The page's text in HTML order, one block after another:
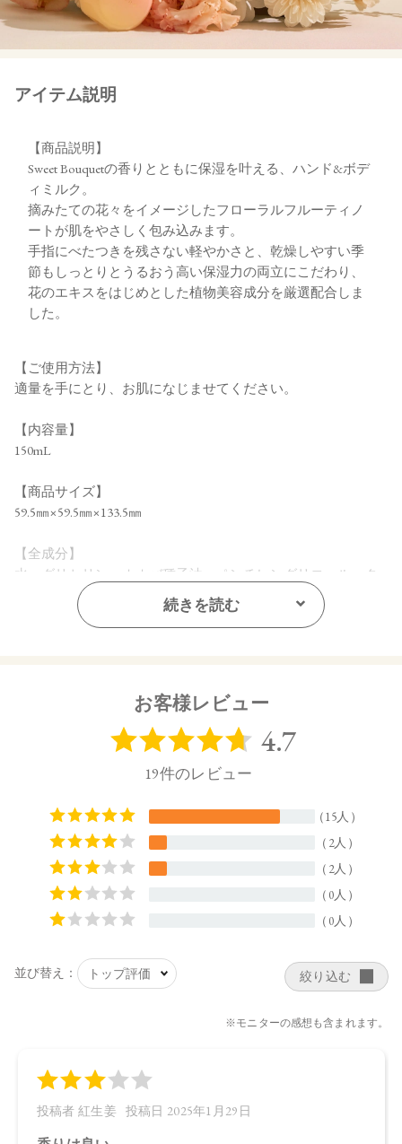
アイテム説明
【商品説明】
Sweet Bouquetの香りとともに保湿を叶える、ハンド&ボデ
ィミルク。
摘みたての花々をイメージしたフローラルフルーティノ
ートが肌をやさしく包み込みます。
手指にべたつきを残さない軽やかさと、乾燥しやすい季
節もしっとりとうるおう高い保湿力の両立にこだわり、
花のエキスをはじめとした植物美容成分を厳選配合しま
した。
【ご使用方法】
適量を手にとり、お肌になじませてください。
【内容量】
150mL
【商品サイズ】
59.5㎜×59.5㎜×133.5㎜
【全成分】
水、グリセリン、ホホバ種子油、ペンチレングリコール、ク
エン酸ステアリン酸グリセリル、オリーブ果実油、シア脂、
香料、イヌリン、オリーブ油脂肪酸セテアリル、オリーブ油
マワリ種子油、ＢＧ、オプンチアフィクスインジカ種子油、
ンダーエキス、エーデルワイス花／葉エキス、トウキンセン
ギネウムエキス、モモ葉エキス、カミツレ花エキス、ユキノ
【原産国】
【メーカー品番】
店舗でお問い合わせの際には、下記品番をお伝え下さい。
【店舗発売日】
※店舗での取り扱いや詳しい在庫状況につきましては、各店
舗にお問い合わせください。
※発売日は予告なく変更する可能性がございます。予めご了
続きを読む
お客様レビュー